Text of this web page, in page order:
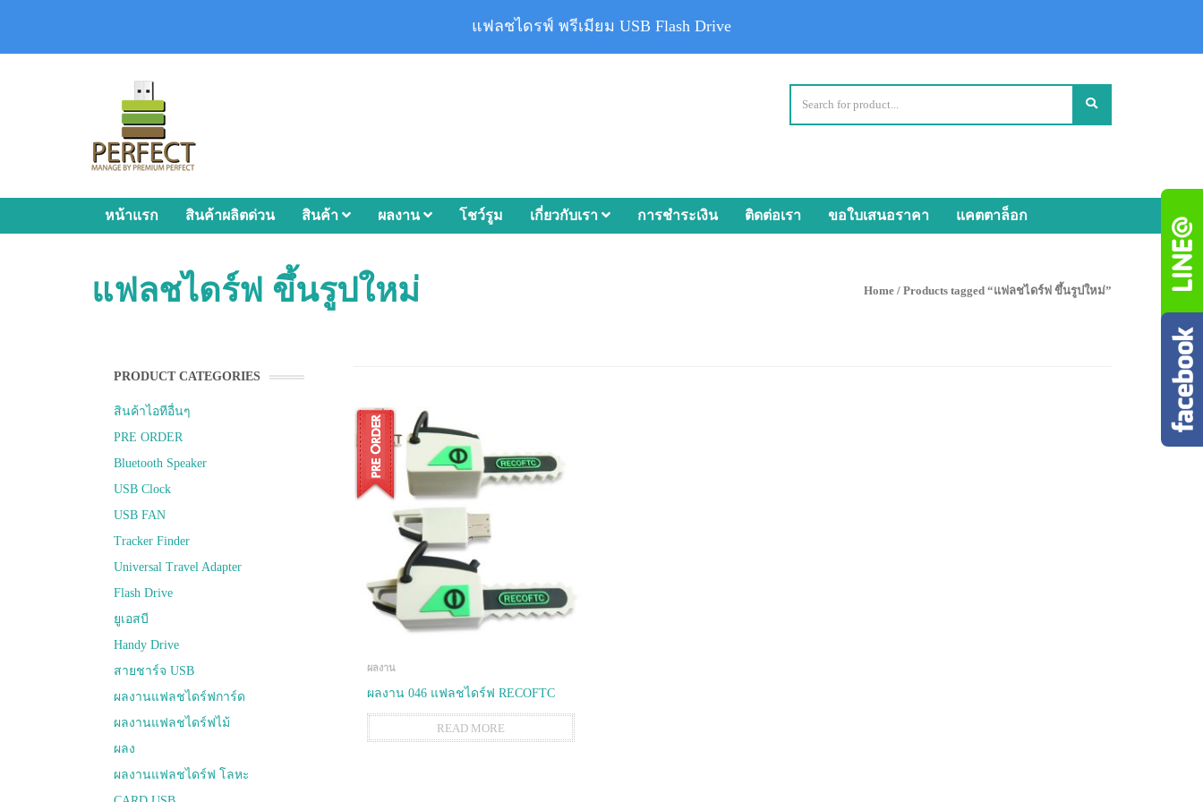
หน้าแรก สินค้าผลิตด่วน สินค้า ผลงาน โชว์รูม เกี่ยวกับเรา การชำระเงิน ติดต่อเรา ขอใบเสนอราคา แคตตาล็อก
แฟลชไดร์ฟ ขึ้นรูปใหม่ Home / Products tagged “แฟลชไดร์ฟ ขึ้นรูปใหม่”
PRODUCT CATEGORIES
สินค้าไอทีอื่นๆ
PRE ORDER
Bluetooth Speaker
USB Clock
USB FAN
Tracker Finder
Universal Travel Adapter
Flash Drive
ยูเอสบี
Handy Drive
สายชาร์จ USB
ผลงานแฟลชไดร์ฟการ์ด
ผลงานแฟลชไดร์ฟไม้
ผลง
ผลงานแฟลชไดร์ฟ โลหะ
ผลงาน
ผลงาน 046 แฟลชไดร์ฟ RECOFTC
READ MORE
แฟลชไดรฟ์ พรีเมียม USB Flash Drive